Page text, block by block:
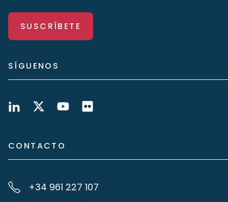
SUSCRÍBETE
SÍGUENOS
CONTACTO
+34 961 227 107